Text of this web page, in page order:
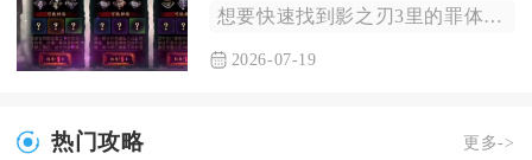
想要快速找到影之刃3里的罪体，优先依靠主线地图红光标记搭配罪...
2026-07-19
热门攻略 更多->